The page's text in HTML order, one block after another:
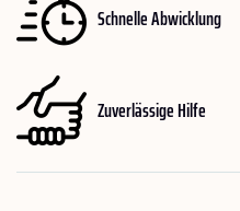
Schnelle Abwicklung
Zuverlässige Hilfe